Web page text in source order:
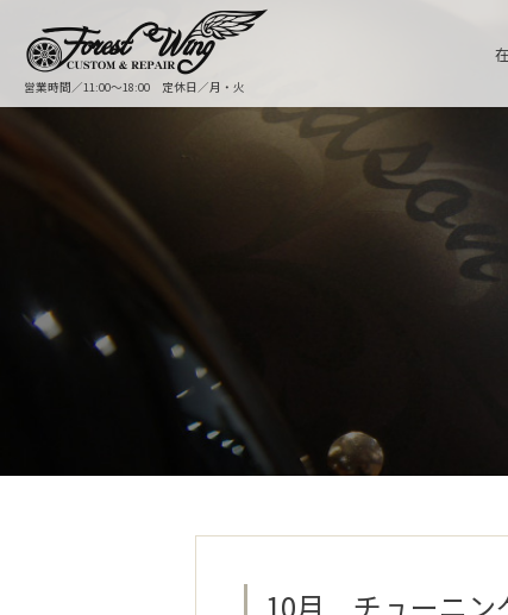
営業時間／11:00〜18:00 定休日／月・火
10月 チューニン